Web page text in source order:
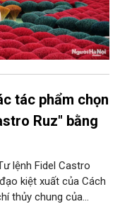
tác phẩm chọn
Ruz" bằng
lệnh Fidel Castro
kiệt xuất của Cách
thủy chung của